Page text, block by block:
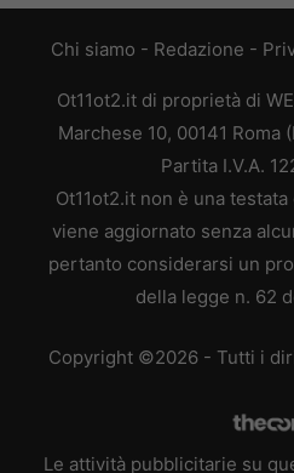
Chi siamo - Redazione -
Ot11ot2.it di proprietà di
Marchese 10, 00141 Roma
Partita I.V.A.
Ot11ot2.it non è una
viene aggiornato senza
pertanto considerarsi un
della legge n. 62
Copyright ©2026 - Tutti i
Le attività pubblicitarie su